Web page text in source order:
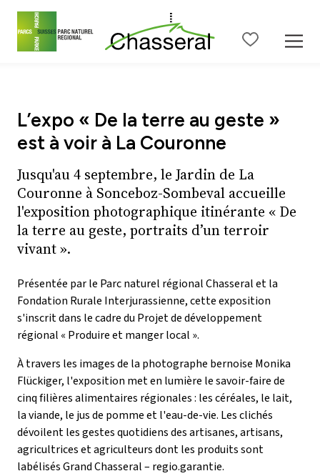
Contenu de la page
L’expo « De la terre au geste »
est à voir à La Couronne
Jusqu'au 4 septembre, le Jardin de La
Couronne à Sonceboz-Sombeval accueille
l'exposition photographique itinérante « De
la terre au geste, portraits d’un terroir
vivant ».
Présentée par le Parc naturel régional Chasseral et la
Fondation Rurale Interjurassienne, cette exposition
s'inscrit dans le cadre du Projet de développement
régional « Produire et manger local ».
À travers les images de la photographe bernoise Monika
Flückiger, l'exposition met en lumière le savoir-faire de
cinq filières alimentaires régionales : les céréales, le lait,
la viande, le jus de pomme et l'eau-de-vie. Les clichés
dévoilent les gestes quotidiens des artisanes, artisans,
agricultrices et agriculteurs dont les produits sont
labélisés Grand Chasseral – regio.garantie.